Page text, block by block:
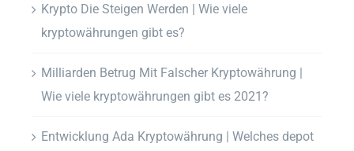
Krypto Die Steigen Werden | Wie viele
kryptowährungen gibt es?
Milliarden Betrug Mit Falscher Kryptowährung |
Wie viele kryptowährungen gibt es 2021?
Entwicklung Ada Kryptowährung | Welches depot